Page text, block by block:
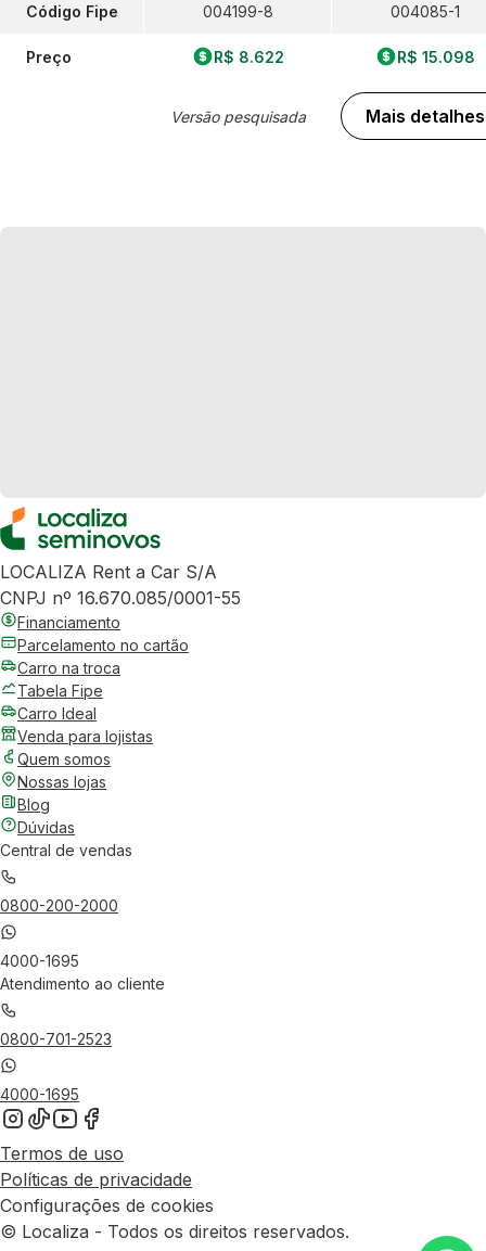
Código Fipe
Preço
004199-8
R$ 8.622
Versão pesquisada
004085-1
R$ 15.098
Mais detalhes
LOCALIZA Rent a Car S/A
CNPJ nº 16.670.085/0001-55
Financiamento
Parcelamento no cartão
Carro na troca
Tabela Fipe
Carro Ideal
Venda para lojistas
Quem somos
Nossas lojas
Blog
Dúvidas
Central de vendas
0800-200-2000
4000-1695
Atendimento ao cliente
0800-701-2523
4000-1695
Termos de uso
Políticas de privacidade
Configurações de cookies
© Localiza - Todos os direitos reservados.